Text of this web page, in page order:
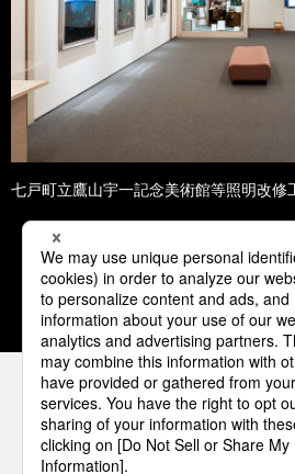
七戸町立鷹山宇一記念美術館等照明改修
1 2 3 4
パナソニックの電気設備